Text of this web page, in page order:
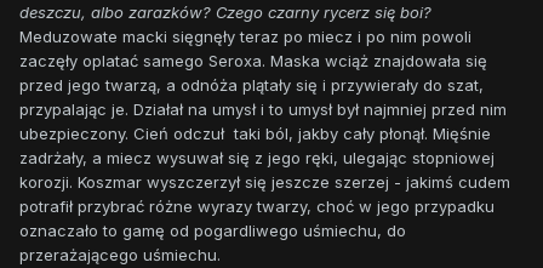
deszczu, albo zarazków? Czego czarny rycerz się boi?
Meduzowate macki sięgnęły teraz po miecz i po nim powoli
zaczęły oplatać samego Seroxa. Maska wciąż znajdowała się
przed jego twarzą, a odnóża plątały się i przywierały do szat,
przypalając je. Działał na umysł i to umysł był najmniej przed nim
ubezpieczony. Cień odczuł taki ból, jakby cały płonął. Mięśnie
zadrżały, a miecz wysuwał się z jego ręki, ulegając stopniowej
korozji. Koszmar wyszczerzył się jeszcze szerzej - jakimś cudem
potrafił przybrać różne wyrazy twarzy, choć w jego przypadku
oznaczało to gamę od pogardliwego uśmiechu, do
przerażającego uśmiechu.